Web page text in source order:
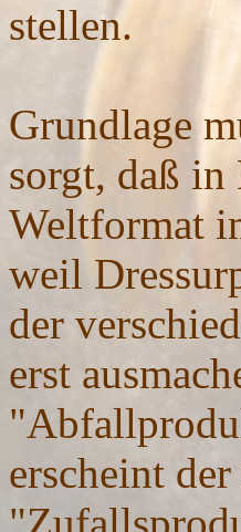
stellen.
Grundlage
sorgt, daß
Weltformat
weil
der
erst
erscheint